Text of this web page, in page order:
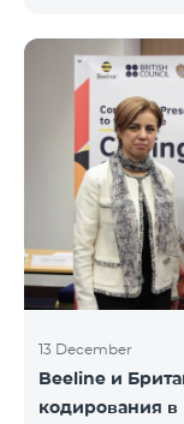
ассоциация» и
Награждение
проделанной
связей и
имеющиеся в
вызовы.
проводила
области
13 December
Beeline и
кодирования